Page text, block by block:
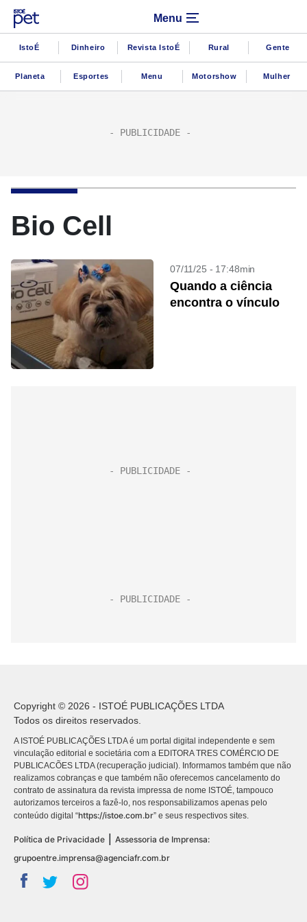
Menu
IstoÉ Dinheiro Revista IstoÉ Rural Gente
Planeta Esportes Menu Motorshow Mulher
Bio Cell
07/11/25 - 17:48min
Quando a ciência
encontra o vínculo
Copyright © 2026 - ISTOÉ PUBLICAÇÕES LTDA
Todos os direitos reservados.
A ISTOÉ PUBLICAÇÕES LTDA é um portal digital independente e sem
vinculação editorial e societária com a EDITORA TRES COMÉRCIO DE
PUBLICACÕES LTDA (recuperação judicial). Informamos também que não
realizamos cobranças e que também não oferecemos cancelamento do
contrato de assinatura da revista impressa de nome ISTOÉ, tampouco
autorizamos terceiros a fazê-lo, nos responsabilizamos apenas pelo
conteúdo digital “https://istoe.com.br” e seus respectivos sites.
Política de Privacidade
Assessoria de Imprensa:
grupoentre.imprensa@agenciafr.com.br